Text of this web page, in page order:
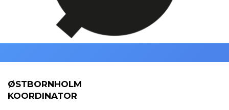
ØSTBORNHOLM
KOORDINATOR